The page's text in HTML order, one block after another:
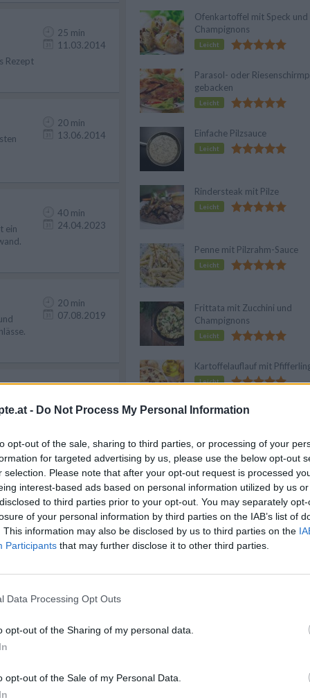
- Do Not Process My Personal Information
opt-out of the sale, sharing to third parties, or processing of your
for targeted advertising by us, please use the below opt-out
selection. Please note that after your opt-out request is processed
interest-based ads based on personal information utilized by us
to third parties prior to your opt-out. You may separately
of your personal information by third parties on the IAB’s list of
This information may also be disclosed by us to third parties on the
Participants that may further disclose it to other third parties.
Data Processing Opt Outs
opt-out of the Sharing of my personal data.
opt-out of the Sale of my Personal Data.
Rezept
25 min
11.03.2014
20 min
13.06.2014
ein
40 min
24.04.2023
20 min
07.08.2019
30.08.2017
zu
25 min
1,2 h
23.06.2017
Ofenkartoffel mit Speck und
Champignons
Leicht
Parasol- oder
gebacken
Leicht
Einfache Pilzsauce
Leicht
Rindersteak mit Pilze
Leicht
Penne mit Pilzrahm-Sauce
Leicht
Frittata mit Zucchini und
Champignons
Leicht
Kartoffelauflauf mit
Leicht
Anzeige